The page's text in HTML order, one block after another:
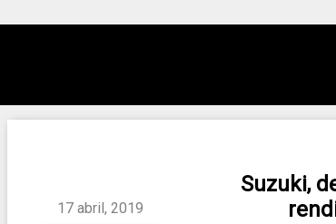
17 abril, 2019
Suzuki,